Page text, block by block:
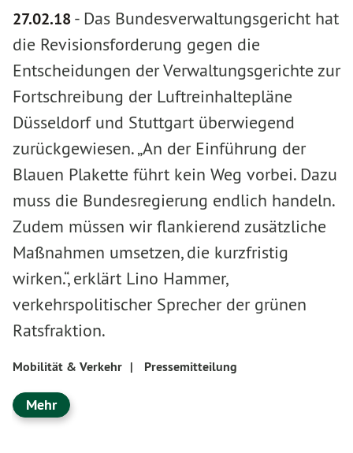
27.02.18- Das Bundesverwaltungsgericht hat
die Revisionsforderung gegen die
Entscheidungen der Verwaltungsgerichte zur
Fortschreibung der Luftreinhaltepläne
Düsseldorf und Stuttgart überwiegend
zurückgewiesen. „An der Einführung der
Blauen Plakette führt kein Weg vorbei. Dazu
muss die Bundesregierung endlich handeln.
Zudem müssen wir flankierend zusätzliche
Maßnahmen umsetzen, die kurzfristig
wirken.“, erklärt Lino Hammer,
verkehrspolitischer Sprecher der grünen
Ratsfraktion.
Mobilität & Verkehr | Pressemitteilung
Mehr